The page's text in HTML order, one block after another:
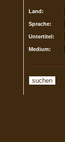
Land:
Sprache:
Untertitel:
Medium: